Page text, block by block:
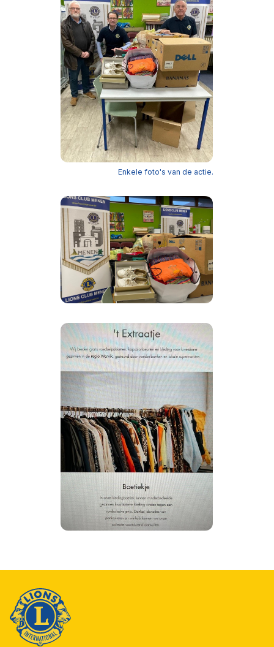
Enkele foto's van de actie.